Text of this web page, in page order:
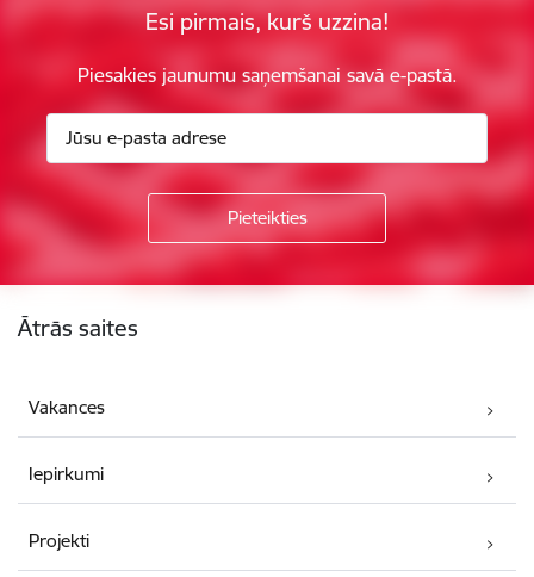
Esi pirmais, kurš uzzina!
Piesakies jaunumu saņemšanai savā e-pastā.
Ātrās saites
Vakances
Iepirkumi
Projekti